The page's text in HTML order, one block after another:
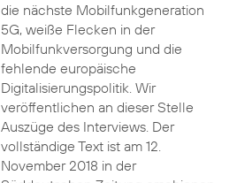
die nächste Mobilfunkgeneration
5G, weiße Flecken in der
Mobilfunkversorgung und die
fehlende europäische
Digitalisierungspolitik. Wir
veröffentlichen an dieser Stelle
Auszüge des Interviews. Der
vollständige Text ist am 12.
November 2018 in der